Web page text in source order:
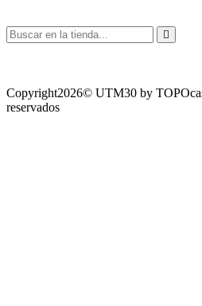
Copyright2026© UTM30 by
reservados